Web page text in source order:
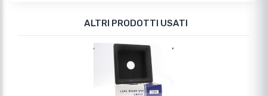
ALTRI PRODOTTI USATI